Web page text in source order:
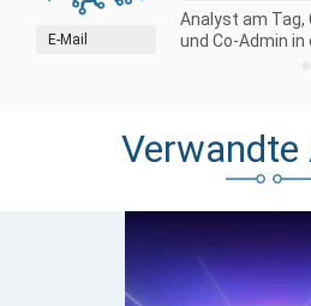
E-Mail
Analyst am
und Co-Admin in
Verwandte